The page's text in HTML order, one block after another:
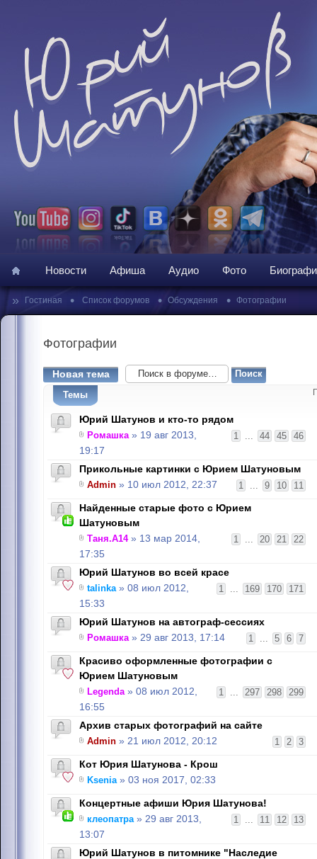
Новости Афиша Аудио Фото
» Гостиная • Список форумов • Обсуждения • Фотографии
Фотографии
Новая тема
Темы
Юрий Шатунов и кто-то рядом
1 ... 44 45 46
Ромашка» 19 авг 2013,
19:17
Прикольные картинки с Юрием Шатуновым
1 ... 9 10 11
Admin » 10 июл 2012, 22:37
Найденные старые фото с Юрием
Шатуновым
1 ... 20 21 22
Таня.А14» 13 мар 2014,
17:35
Юрий Шатунов во всей красе
1 ... 169 170 171
talinka» 08 июл 2012,
15:33
Юрий Шатунов на автограф-сессиях
1 ... 5 6 7
Ромашка» 29 авг 2013, 17:14
Красиво оформленные фотографии с
Юрием Шатуновым
1 ... 297 298 299
Legenda» 08 июл 2012,
16:55
Архив старых фотографий на сайте
1 2 3
Admin » 21 июл 2012, 20:12
Кот Юрия Шатунова - Крош
Ksenia» 03 ноя 2017, 02:33
Концертные афиши Юрия Шатунова!
1 ... 11 12 13
клеопатра» 29 авг 2013,
13:07
Юрий Шатунов в питомнике "Наследие